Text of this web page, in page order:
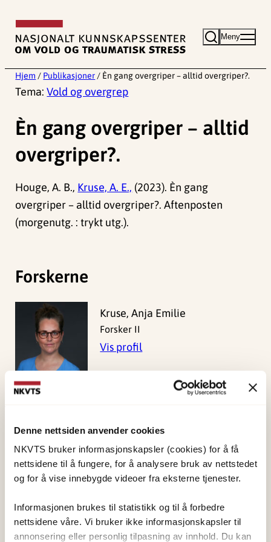
Denne nettsiden anvender cookies
NKVTS bruker informasjonskapsler (cookies) for å få
nettsidene til å fungere, for å analysere bruk av nettstedet
og for å vise innebygde videoer fra eksterne tjenester.
Informasjonen brukes til statistikk og til å forbedre
nettsidene våre. Vi bruker ikke informasjonskapsler til
annonsering eller personlig tilpasning av innhold. Du kan
innhold
Meny
Hjem / Publikasjoner / Èn gang overgriper – alltid overgriper?.
Tema:Vold og overgrep
Èn gang overgriper – alltid
overgriper?.
Houge, A. B., Kruse, A. E., (2023). Èn gang
overgriper – alltid overgriper?. Aftenposten
(morgenutg. : trykt utg.).
Forskerne
Kruse, Anja Emilie
Forsker II
Vis profil
NKVTS utvikler og sprer kunnskap og kompetanse